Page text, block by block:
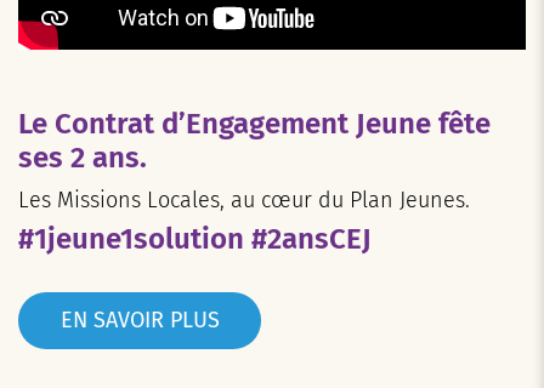
Le Contrat d’Engagement Jeune fête
ses 2 ans.
Les Missions Locales, au cœur du Plan Jeunes.
#1jeune1solution #2ansCEJ
EN SAVOIR PLUS